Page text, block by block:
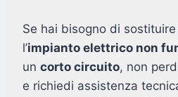
Se hai bisogno di
l’impianto elettrico non
un corto circuito, non
e richiedi assistenza